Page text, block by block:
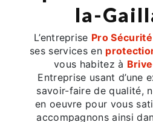
la-
L’entreprise Pro
ses services en
vous habitez à
Entreprise usant d’une
savoir-faire de qualité,
en oeuvre pour vous
accompagnons ainsi